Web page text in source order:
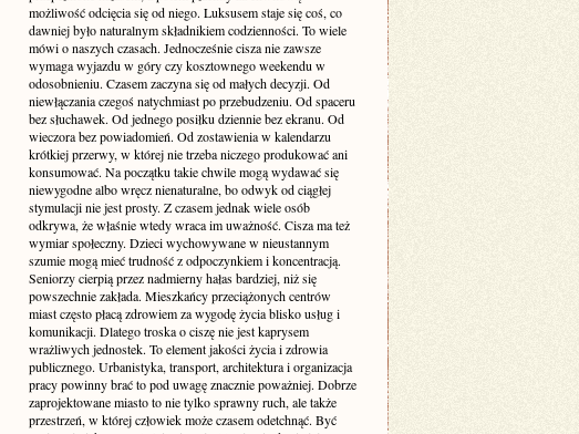
możliwość odcięcia się od niego. Luksusem staje się coś, co
dawniej było naturalnym składnikiem codzienności. To wiele
mówi o naszych czasach. Jednocześnie cisza nie zawsze
wymaga wyjazdu w góry czy kosztownego weekendu w
odosobnieniu. Czasem zaczyna się od małych decyzji. Od
niewłączania czegoś natychmiast po przebudzeniu. Od spaceru
bez słuchawek. Od jednego posiłku dziennie bez ekranu. Od
wieczora bez powiadomień. Od zostawienia w kalendarzu
krótkiej przerwy, w której nie trzeba niczego produkować ani
konsumować. Na początku takie chwile mogą wydawać się
niewygodne albo wręcz nienaturalne, bo odwyk od ciągłej
stymulacji nie jest prosty. Z czasem jednak wiele osób
odkrywa, że właśnie wtedy wraca im uważność. Cisza ma też
wymiar społeczny. Dzieci wychowywane w nieustannym
szumie mogą mieć trudność z odpoczynkiem i koncentracją.
Seniorzy cierpią przez nadmierny hałas bardziej, niż się
powszechnie zakłada. Mieszkańcy przeciążonych centrów
miast często płacą zdrowiem za wygodę życia blisko usług i
komunikacji. Dlatego troska o ciszę nie jest kaprysem
wrażliwych jednostek. To element jakości życia i zdrowia
publicznego. Urbanistyka, transport, architektura i organizacja
pracy powinny brać to pod uwagę znacznie poważniej. Dobrze
zaprojektowane miasto to nie tylko sprawny ruch, ale także
przestrzeń, w której człowiek może czasem odetchnąć. Być